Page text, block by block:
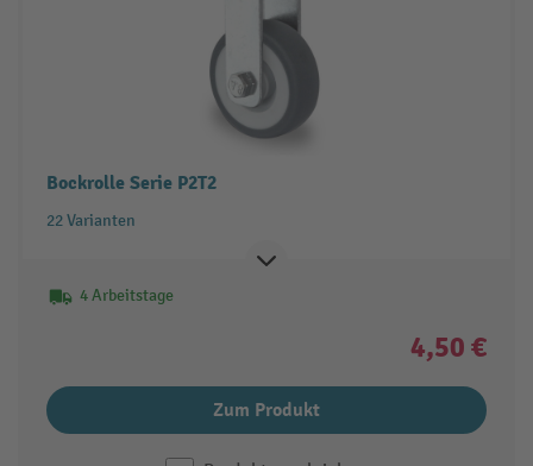
Bockrolle Serie P2T2
22 Varianten
4 Arbeitstage
4,50 €
Zum Produkt